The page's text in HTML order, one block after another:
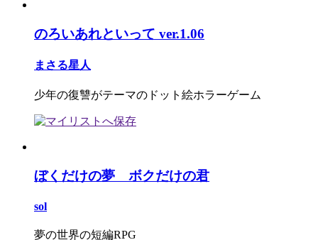
のろいあれといって ver.1.06
まさる星人
少年の復讐がテーマのドット絵ホラーゲーム
ぼくだけの夢 ボクだけの君
sol
夢の世界の短編RPG